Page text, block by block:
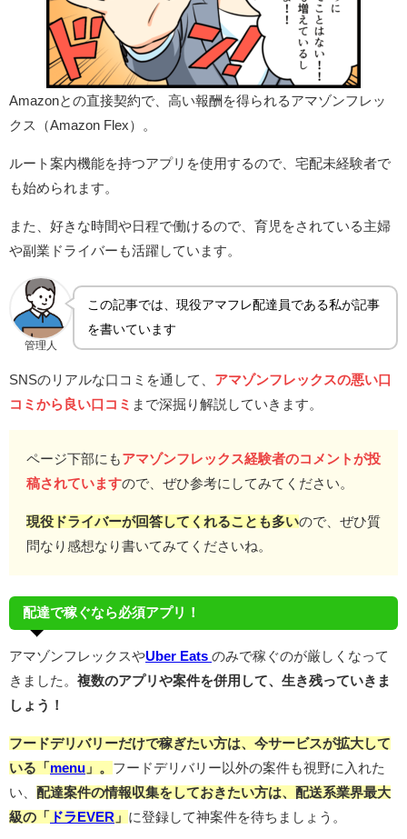
Amazonとの直接契約で、高い報酬を得られるアマゾンフレッ
クス（Amazon Flex）。
ルート案内機能を持つアプリを使用するので、宅配未経験者で
も始められます。
また、好きな時間や日程で働けるので、育児をされている主婦
や副業ドライバーも活躍しています。
管理人
この記事では、現役アマフレ配達員である私が記事
を書いています
SNSのリアルな口コミを通して、 アマゾンフレックスの悪い口
コミから良い口コミ まで深掘り解説していきます。
ページ下部にも アマゾンフレックス経験者のコメントが投
稿されていますので、ぜひ参考にしてみてください。
現役ドライバーが回答してくれることも多いので、ぜひ質
問なり感想なり書いてみてくださいね。
配達で稼ぐなら必須アプリ！
アマゾンフレックスやUber Eats のみで稼ぐのが厳しくなって
きました。 複数のアプリや案件を併用して、生き残っていきま
しょう！
フードデリバリーだけで稼ぎたい方は、今サービスが拡大して
いる「menu 」。 フードデリバリー以外の案件も視野に入れた
い、 配達案件の情報収集をしておきたい方は、配送系業界最大
級の「 ドラEVER 」 に登録して神案件を待ちましょう。